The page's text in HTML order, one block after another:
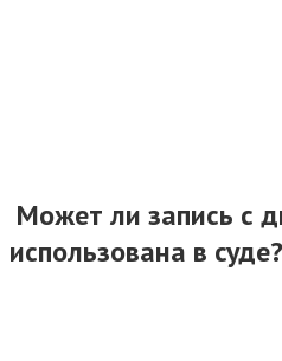
Может ли запись с
использована в суде?